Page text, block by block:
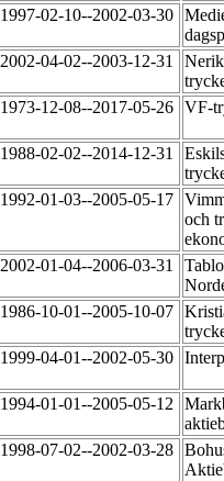
1997-02-10--2002-03-30
2002-04-02--2003-12-31
1973-12-08--2017-05-26 VF-
1988-02-02--2014-12-31
1992-01-03--2005-05-17
och
2002-01-04--2006-03-31
1986-10-01--2005-10-07
1999-04-01--2002-05-30
1994-01-01--2005-05-12
1998-07-02--2002-03-28